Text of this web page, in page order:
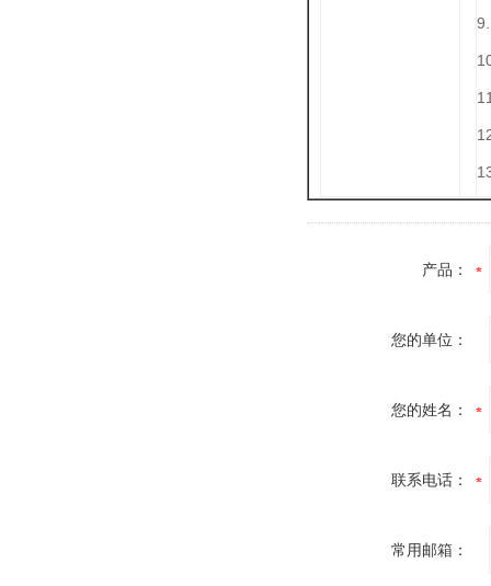
产品：
您的单位：
您的姓名：
联系电话：
常用邮箱：